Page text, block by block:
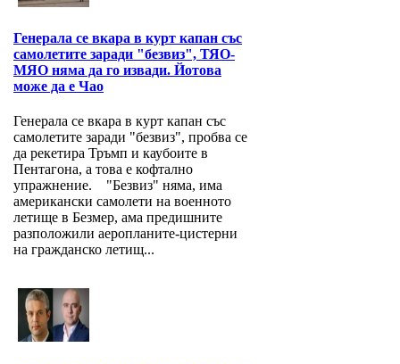
Генерала се вкара в курт капан със
самолетите заради "безвиз", ТЯО-
МЯО няма да го извади. Йотова
може да е Чао
Генерала се вкара в курт капан със
самолетите заради "безвиз", пробва се
да рекетира Тръмп и каубоите в
Пентагона, а това е кофтално
упражнение. "Безвиз" няма, има
американски самолети на военното
летище в Безмер, ама предишните
разположили аеропланите-цистерни
на гражданско летищ...